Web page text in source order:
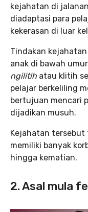
kejahatan di
diadaptasi para
kekerasan di luar
Tindakan
anak di bawah
ngilitih atau klitih
pelajar berkeliling
bertujuan mencari
dijadikan musuh.
Kejahatan tersebut
memiliki banyak
hingga kematian.
2. Asal mula